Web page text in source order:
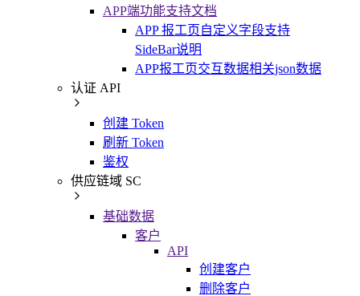
APP端功能支持文档
APP 报工页自定义字段支持
SideBar说明
APP报工页交互数据相关json数据
认证 API
创建 Token
刷新 Token
鉴权
供应链域 SC
基础数据
客户
API
创建客户
删除客户